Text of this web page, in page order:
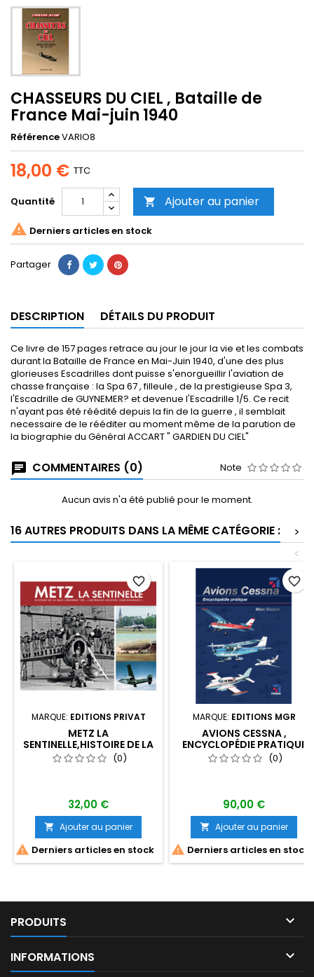
CHASSEURS DU CIEL , Bataille de
France Mai-juin 1940
RéférenceVARIO8
18,00 € TTC
Quantité  Ajouter au panier
 Derniers articles en stock
Partager
DESCRIPTION DÉTAILS DU PRODUIT
Ce livre de 157 pages retrace au jour le jour la vie et les combats
durant la Bataille de France en Mai-Juin 1940, d'une des plus
glorieuses Escadrilles dont puisse s'enorgueillir l'aviation de
chasse française : la Spa 67 , filleule , de la prestigieuse Spa 3,
l'Escadrille de GUYNEMER? et devenue l'Escadrille 1/5. Ce recit
n'ayant pas été réédité depuis la fin de la guerre , il semblait
necessaire de le rééditer au moment même de la parution de
la biographie du Général ACCART " GARDIEN DU CIEL"
COMMENTAIRES (0) Note
Aucun avis n'a été publié pour le moment.
16 AUTRES PRODUITS DANS LA MÊME CATÉGORIE :
>
<
MARQUE: EDITIONS PRIVAT
METZ LA
SENTINELLE,HISTOIRE DE LA
BASE AÉRIENNE 128
(0)
32,00 €
 Ajouter au panier
 Derniers articles en stock
favorite_border
MARQUE: EDITIONS MGR
AVIONS CESSNA ,
ENCYCLOPÉDIE PRATIQUE
(0)
90,00 €
 Ajouter au panier
 Derniers articles en stock
favorite_border
PRODUITS 
INFORMATIONS 